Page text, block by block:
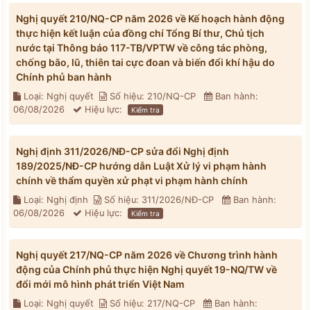
Nghị quyết 210/NQ-CP năm 2026 về Kế hoạch hành động
thực hiện kết luận của đồng chí Tổng Bí thư, Chủ tịch
nước tại Thông báo 117-TB/VPTW về công tác phòng,
chống bão, lũ, thiên tai cực đoan và biến đổi khí hậu do
Chính phủ ban hành
Loại: Nghị quyết Số hiệu: 210/NQ-CP
Ban hành:
06/08/2026
Hiệu lực: Kiểm tra
Nghị định 311/2026/NĐ-CP sửa đổi Nghị định
189/2025/NĐ-CP hướng dẫn Luật Xử lý vi phạm hành
chính về thẩm quyền xử phạt vi phạm hành chính
Loại: Nghị định Số hiệu: 311/2026/NĐ-CP
Ban hành:
06/08/2026
Hiệu lực: Kiểm tra
Nghị quyết 217/NQ-CP năm 2026 về Chương trình hành
động của Chính phủ thực hiện Nghị quyết 19-NQ/TW về
đổi mới mô hình phát triển Việt Nam
Loại: Nghị quyết Số hiệu: 217/NQ-CP
Ban hành: